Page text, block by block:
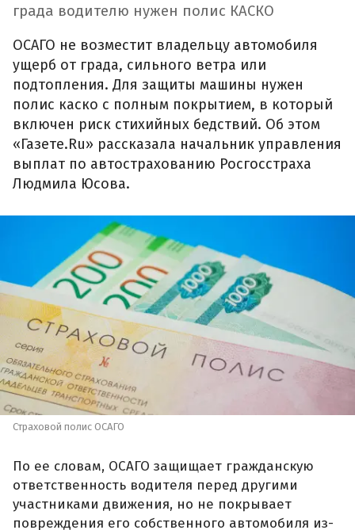
града водителю нужен полис КАСКО
ОСАГО не возместит владельцу автомобиля
ущерб от града, сильного ветра или
подтопления. Для защиты машины нужен
полис каско с полным покрытием, в который
включен риск стихийных бедствий. Об этом
«Газете.Ru» рассказала начальник управления
выплат по автострахованию Росгосстраха
Людмила Юсова.
Страховой полис ОСАГО
По ее словам, ОСАГО защищает гражданскую
ответственность водителя перед другими
участниками движения, но не покрывает
повреждения его собственного автомобиля из-